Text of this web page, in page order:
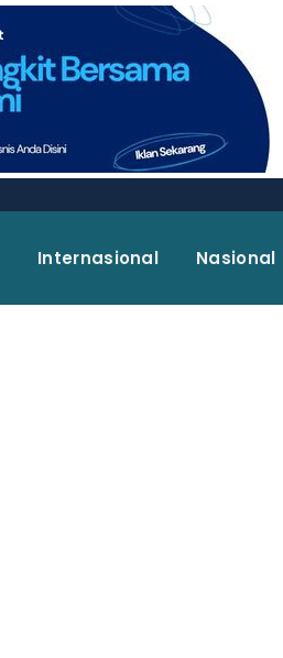
Internasional Nasional